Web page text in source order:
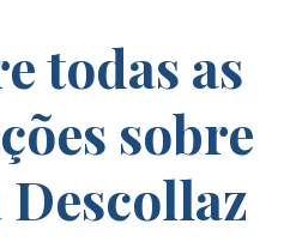
todas as
sobre